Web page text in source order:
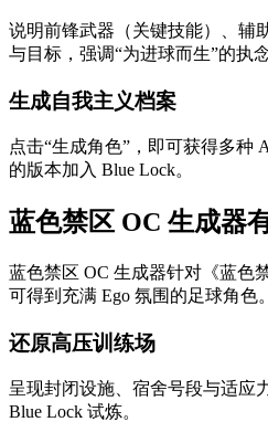
说明前锋武器（关键技能）、辅
与目标，强调“为进球而生”的执念
生成自我主义档案
点击“生成角色”，即可获得多种
的版本加入 Blue Lock。
蓝色禁区 OC 生成器
蓝色禁区 OC 生成器针对《蓝色
可得到充满 Ego 氛围的足球角色。
还原高压训练场
呈现封闭设施、宿舍号段与适应
Blue Lock 试炼。